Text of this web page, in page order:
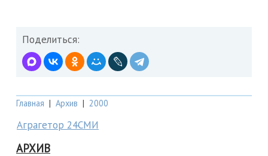
Поделиться:
Главная | Архив | 2000
Аграгетор 24СМИ
АРХИВ